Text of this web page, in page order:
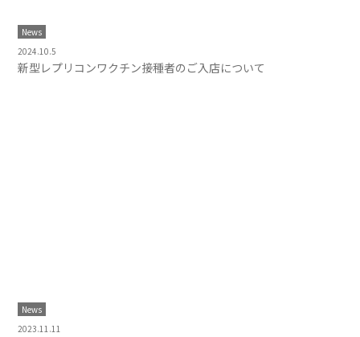
News
2024.10.5
新型レプリコンワクチン接種者のご入店について
News
2023.11.11